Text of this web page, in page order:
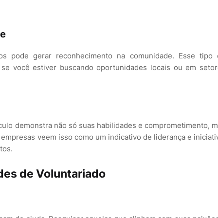
pode gerar reconhecimento na comunidade. Esse tipo
você estiver buscando oportunidades locais ou em
demonstra não só suas habilidades e comprometimento,
veem isso como um indicativo de liderança e
de Voluntariado